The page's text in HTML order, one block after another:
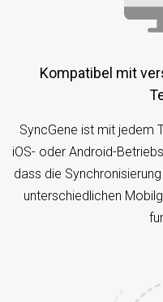
Kompatibel mit verschiedenen Geräten oder
SyncGene ist mit jedem
iOS- oder Android-
dass die
unterschiedlichen